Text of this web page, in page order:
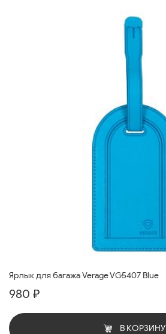
Ярлык для багажа Verage VG5407 Blue
980 ₽
В КОРЗИНУ